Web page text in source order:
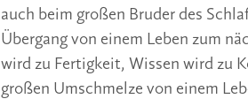
auch beim großen Bruder des
Übergang von einem Leben zum
wird zu Fertigkeit, Wissen wird zu
großen Umschmelze von einem